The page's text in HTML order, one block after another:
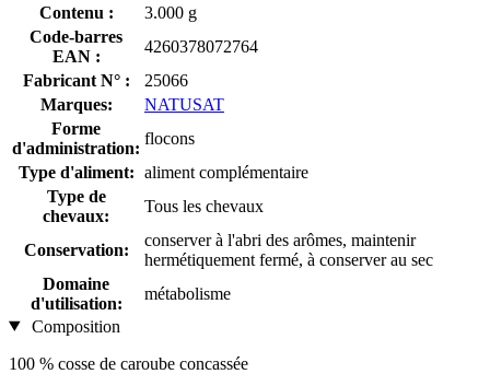
Contenu :
3.000 g
Code-barres
EAN :
4260378072764
Fabricant N° :
25066
Marques:
NATUSAT
Forme
d'administration:
flocons
Type d'aliment: aliment complémentaire
Type de
chevaux:
Tous les chevaux
Conservation:
conserver à l'abri des arômes, maintenir
hermétiquement fermé, à conserver au sec
Domaine
d'utilisation:
métabolisme
Composition
100 % cosse de caroube concassée